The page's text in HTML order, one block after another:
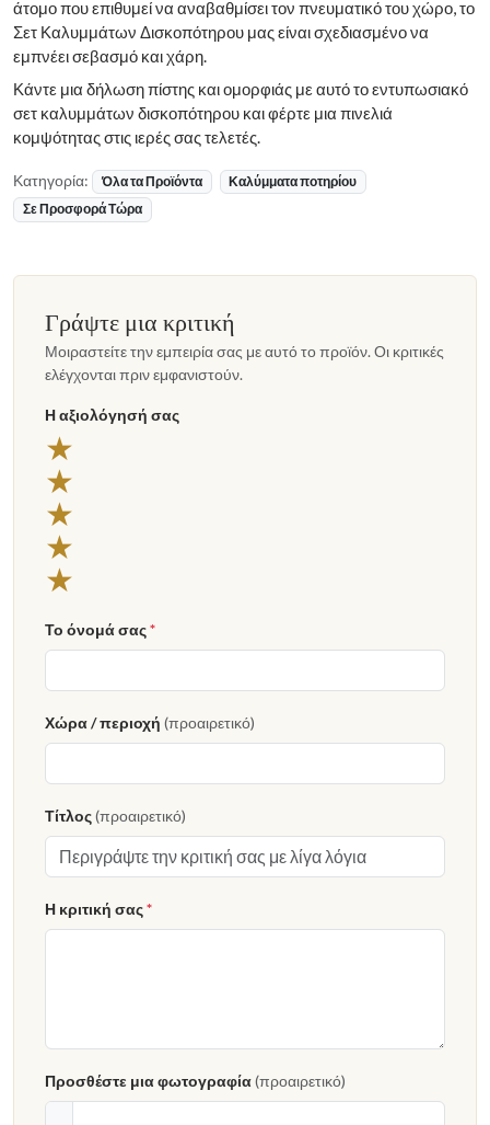
άτομο που επιθυμεί να αναβαθμίσει τον πνευματικό του χώρο, το
Σετ Καλυμμάτων Δισκοπότηρου μας είναι σχεδιασμένο να
εμπνέει σεβασμό και χάρη.
Κάντε μια δήλωση πίστης και ομορφιάς με αυτό το εντυπωσιακό
σετ καλυμμάτων δισκοπότηρου και φέρτε μια πινελιά
κομψότητας στις ιερές σας τελετές.
Κατηγορία: Όλα τα Προϊόντα
Καλύμματα ποτηρίου
Σε Προσφορά Τώρα
Γράψτε μια κριτική
Μοιραστείτε την εμπειρία σας με αυτό το προϊόν. Οι κριτικές
ελέγχονται πριν εμφανιστούν.
Η αξιολόγησή σας
★
★
★
★
★
Το όνομά σας*
Χώρα / περιοχή (προαιρετικό)
Τίτλος(προαιρετικό)
Η κριτική σας*
Προσθέστε μια φωτογραφία(προαιρετικό)